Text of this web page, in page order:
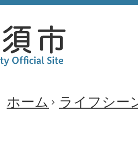
ホーム ライフシー